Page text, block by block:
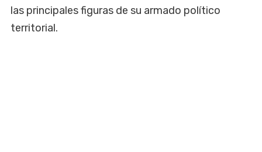
las principales figuras de su armado político
territorial.